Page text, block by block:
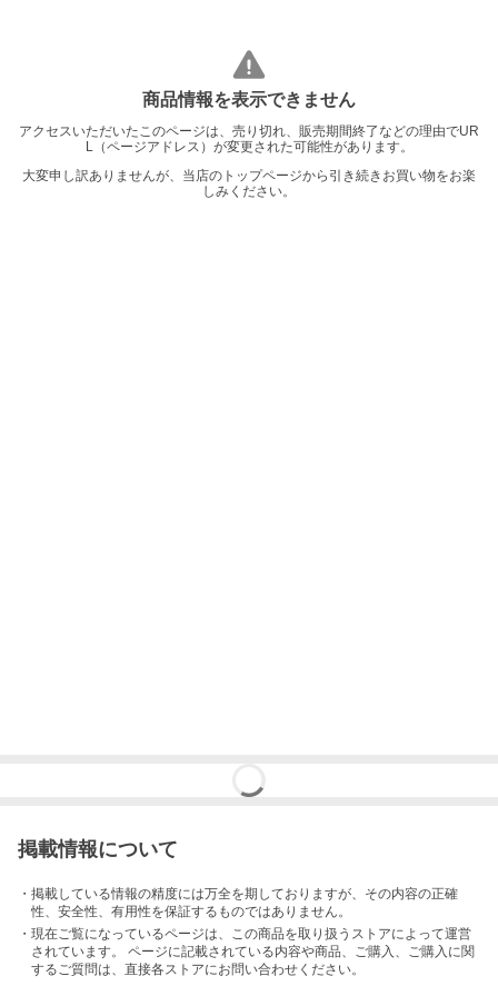
商品情報を表示できません
アクセスいただいたこのページは、売り切れ、販売期間終了などの理由でUR
L（ページアドレス）が変更された可能性があります。
大変申し訳ありませんが、当店のトップページから引き続きお買い物をお楽
しみください。
掲載情報について
・掲載している情報の精度には万全を期しておりますが、その内容の正確
性、安全性、有用性を保証するものではありません。
・現在ご覧になっているページは、この商品を取り扱うストアによって運営
されています。 ページに記載されている内容や商品、ご購入 、ご購入に関
するご質問は、直接各ストアにお問い合わせください。